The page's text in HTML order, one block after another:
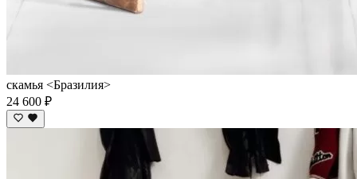
скамья <Бразилия>
24 600 ₽